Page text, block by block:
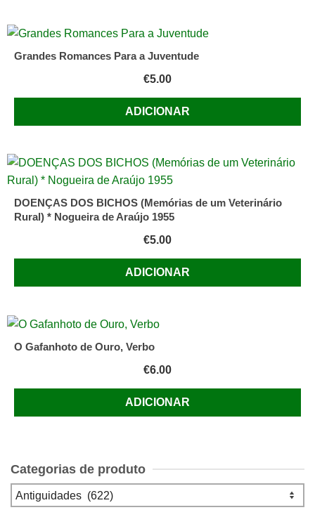
Grandes Romances Para a Juventude
€5.00
ADICIONAR
DOENÇAS DOS BICHOS (Memórias de um Veterinário
Rural) * Nogueira de Araújo 1955
€5.00
ADICIONAR
O Gafanhoto de Ouro, Verbo
€6.00
ADICIONAR
Categorias de produto